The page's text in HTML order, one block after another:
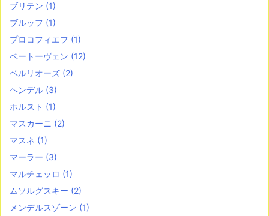
ブリテン (1)
ブルッフ (1)
プロコフィエフ (1)
ベートーヴェン (12)
ベルリオーズ (2)
ヘンデル (3)
ホルスト (1)
マスカーニ (2)
マスネ (1)
マーラー (3)
マルチェッロ (1)
ムソルグスキー (2)
メンデルスゾーン (1)